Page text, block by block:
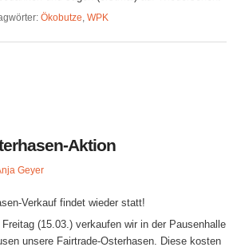
Ökobutze ,WPK
Aktion
Geyer
Verkauf findet wieder statt!
(15.03.) verkaufen wir in der Pausenhalle
unsere Fairtrade-Osterhasen. Diese kosten